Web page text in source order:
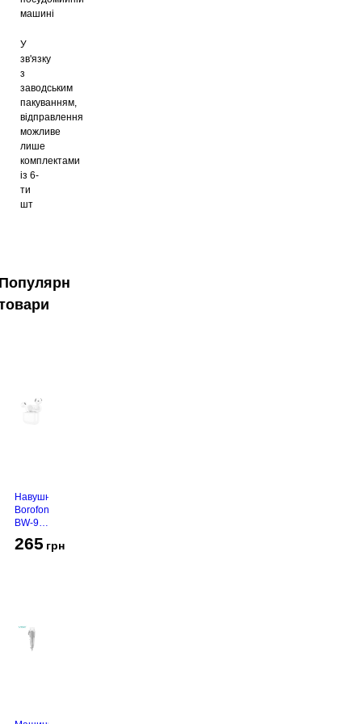
машині
У
зв'язку
з
заводським
пакуванням,
відправлення
можливе
лише
комплектами
із 6-
ти
шт
Навушники
Borofone
BW-94
White
265 грн